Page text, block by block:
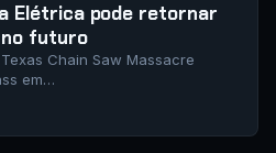
Elétrica pode retornar
no futuro
Chain Saw Massacre
em…